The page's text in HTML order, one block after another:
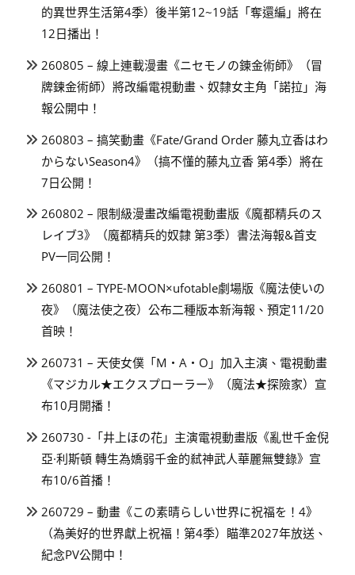
的異世界生活第4季）後半第12~19話「奪還編」將在
12日播出！
260805 – 線上連載漫畫《ニセモノの錬金術師》（冒
牌鍊金術師）將改編電視動畫、奴隸女主角「諾拉」海
報公開中！
260803 – 搞笑動畫《Fate/Grand Order 藤丸立香はわ
からないSeason4》（搞不懂的藤丸立香 第4季）將在
7日公開！
260802 – 限制級漫畫改編電視動畫版《魔都精兵のス
レイブ3》（魔都精兵的奴隸 第3季）書法海報&首支
PV一同公開！
260801 – TYPE-MOON×ufotable劇場版《魔法使いの
夜》（魔法使之夜）公布二種版本新海報、預定11/20
首映！
260731 – 天使女僕「M・A・O」加入主演、電視動畫
《マジカル★エクスプローラー》（魔法★探險家）宣
布10月開播！
260730 -「井上ほの花」主演電視動畫版《亂世千金倪
亞·利斯頓 轉生為嬌弱千金的弒神武人華麗無雙錄》宣
布10/6首播！
260729 – 動畫《この素晴らしい世界に祝福を！4》
（為美好的世界獻上祝福！第4季）瞄準2027年放送、
紀念PV公開中！